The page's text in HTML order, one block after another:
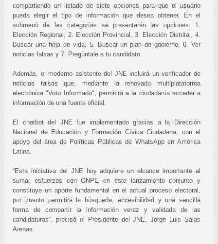
compartiendo un listado de siete opciones para que el usuario
pueda elegir el tipo de información que desea obtener. En el
submenú de las categorías se presentarán las opciones: 1.
Elección Regional, 2. Elección Provincial, 3. Elección Distrital, 4.
Buscar una hoja de vida, 5. Buscar un plan de gobierno, 6. Ver
noticias falsas y 7. Pregúntale a tu candidato.
Además, el moderno asistente del JNE incluirá un verificador de
noticias falsas que, mediante la renovada multiplataforma
electrónica "Voto Informado", permitirá a la ciudadanía acceder a
información de una fuente oficial.
El chatbot del JNE fue implementado gracias a la Dirección
Nacional de Educación y Formación Cívica Ciudadana, con el
apoyo del área de Políticas Públicas de WhatsApp en América
Latina.
“Esta iniciativa del JNE hoy adquiere un alcance importante al
sumar esfuerzos con ONPE en este lanzamiento conjunto y
constituye un aporte fundamental en el actual proceso electoral,
por cuanto permitirá la búsqueda, accesibilidad y una sencilla
forma de compartir la información veraz y validada de las
candidaturas”, precisó el Presidente del JNE, Jorge Luis Salas
Arenas.